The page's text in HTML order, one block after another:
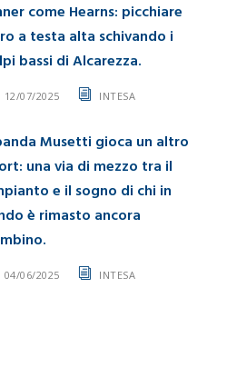
come Hearns: picchiare
a testa alta schivando i
bassi di Alcarezza.
12/07/2025 INTESA
Musetti gioca un altro
una via di mezzo tra il
e il sogno di chi in
è rimasto ancora
04/06/2025 INTESA